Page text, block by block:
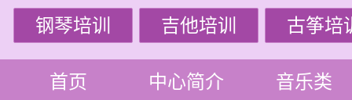
钢琴培训 吉他培训 古筝培
首页 中心简介 音乐类